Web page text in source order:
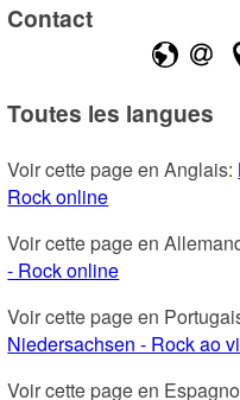
Contact
Toutes les langues
Voir cette page en Anglais:
Rock online
Voir cette page en
- Rock online
Voir cette page en
Niedersachsen - Rock ao
Voir cette page en